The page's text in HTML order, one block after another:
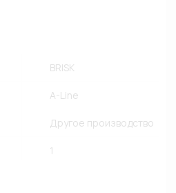
BRISK
A-Line
Другое производство
1